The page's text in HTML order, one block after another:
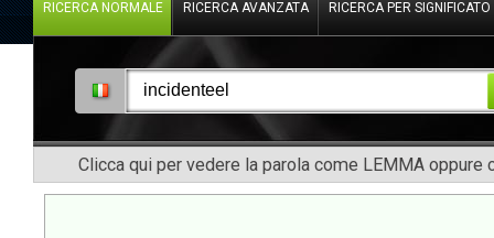
RICERCA NORMALE RICERCA AVANZATA RICERCA PER SIGNIFICATO
Clicca qui per vedere la parola come LEMMA oppure